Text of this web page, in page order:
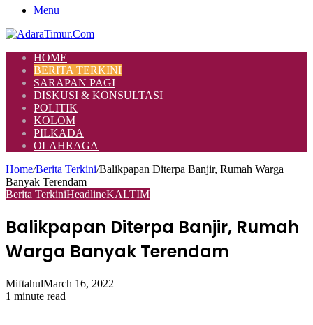
Menu
HOME
BERITA TERKINI
SARAPAN PAGI
DISKUSI & KONSULTASI
POLITIK
KOLOM
PILKADA
OLAHRAGA
Home/Berita Terkini/Balikpapan Diterpa Banjir, Rumah Warga
Banyak Terendam
Berita TerkiniHeadlineKALTIM
Balikpapan Diterpa Banjir, Rumah
Warga Banyak Terendam
MiftahulMarch 16, 2022
1 minute read